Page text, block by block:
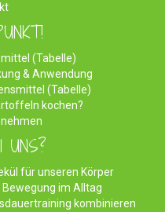
(Tabelle)
& Anwendung
(Tabelle)
kochen?
UNS?
für unseren Körper
im Alltag
kombinieren